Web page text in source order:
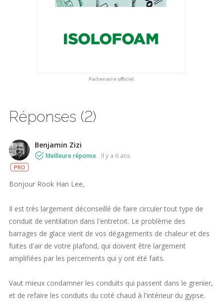
Partenaire officiel
Réponses (2)
PRO
Benjamin Zizi
Meilleure réponse il y a 6 ans
Bonjour Rook Han Lee,
Il est très largement déconseillé de faire circuler tout type de
conduit de ventilation dans l'entretoit. Le problème des
barrages de glace vient de vos dégagements de chaleur et des
fuites d'air de votre plafond, qui doivent être largement
amplifiées par les percements qui y ont été faits.
Vaut mieux condamner les conduits qui passent dans le grenier,
et de refaire les conduits du coté chaud à l'intérieur du gypse.